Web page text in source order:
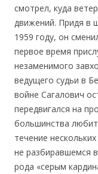
смотрел, куда
движений. Придя в
1959 году, он
первое время
незаменимого
ведущего судьи в
войне Сагалович
передвигался на
большинства
течение
не разбиравшемся
рода «серым